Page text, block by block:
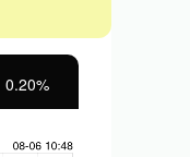
0.20%